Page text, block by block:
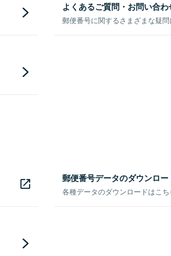
よくあるご質問・お問い合わ
郵便番号に関するさまざまな疑問
郵便番号データのダウンロー
各種データのダウンロードはこ